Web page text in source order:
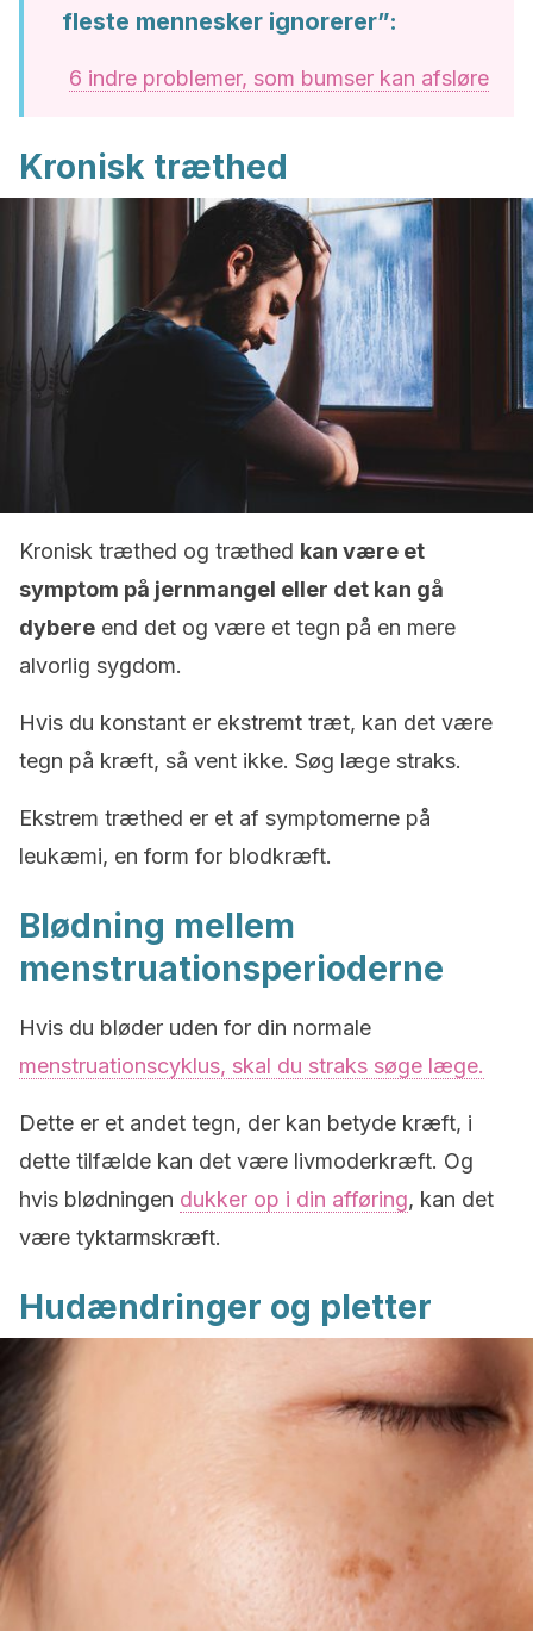
fleste mennesker ignorerer”:
6 indre problemer, som bumser kan afsløre
Kronisk træthed
Kronisk træthed og træthed kan være et
symptom på jernmangel eller det kan gå
dybere end det og være et tegn på en mere
alvorlig sygdom.
Hvis du konstant er ekstremt træt, kan det være
tegn på kræft, så vent ikke. Søg læge straks.
Ekstrem træthed er et af symptomerne på
leukæmi, en form for blodkræft.
Blødning mellem
menstruationsperioderne
Hvis du bløder uden for din normale
menstruationscyklus, skal du straks søge læge.
Dette er et andet tegn, der kan betyde kræft, i
dette tilfælde kan det være livmoderkræft. Og
hvis blødningen dukker op i din afføring, kan det
være tyktarmskræft.
Hudændringer og pletter